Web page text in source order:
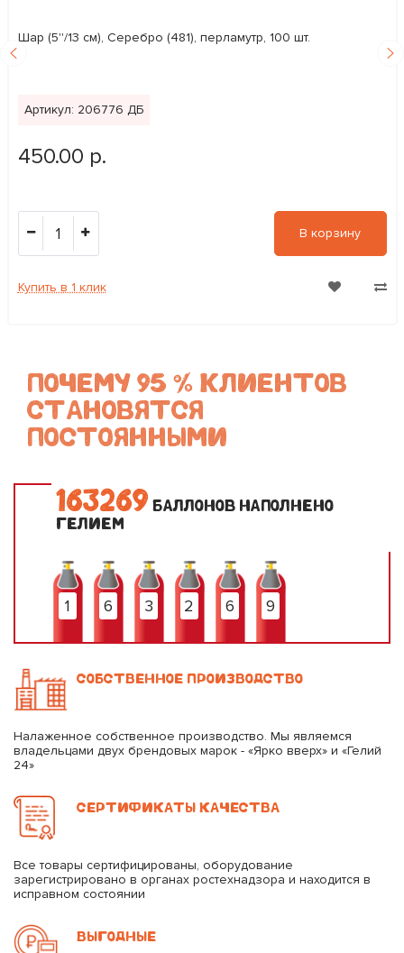
Шар (5''/13 см), Серебро (481), перламутр, 100 шт.
Артикул: 206776 ДБ
450.00 р.
1 В корзину
Купить в 1 клик
ПОЧЕМУ 95 % КЛИЕНТОВ
СТАНОВЯТСЯ
ПОСТОЯННЫМИ
163269 БАЛЛОНОВ НАПОЛНЕНО
ГЕЛИЕМ
1 6 3 2 6 9
СОБСТВЕННОЕ ПРОИЗВОДСТВО
Налаженное собственное производство. Мы являемся
владельцами двух брендовых марок - «Ярко вверх» и «Гелий
24»
СЕРТИФИКАТЫ КАЧЕСТВА
Все товары сертифицированы, оборудование
зарегистрировано в органах ростехнадзора и находится в
исправном состоянии
ВЫГОДНЫЕ